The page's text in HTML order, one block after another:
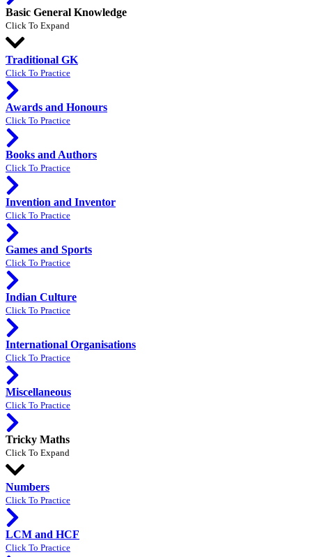
Basic General Knowledge
Click To Expand
Traditional GK
Click To Practice
Awards and Honours
Click To Practice
Books and Authors
Click To Practice
Invention and Inventor
Click To Practice
Games and Sports
Click To Practice
Indian Culture
Click To Practice
International Organisations
Click To Practice
Miscellaneous
Click To Practice
Tricky Maths
Click To Expand
Numbers
Click To Practice
LCM and HCF
Click To Practice